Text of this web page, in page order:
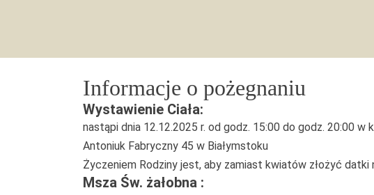
Informacje o pożegnaniu
Wystawienie Ciała:
nastąpi dnia 12.12.2025 r. od godz. 15:00 do godz. 20:00
Antoniuk Fabryczny 45 w Białymstoku
Życzeniem Rodziny jest, aby zamiast kwiatów złożyć datki
Msza Św. żałobna :